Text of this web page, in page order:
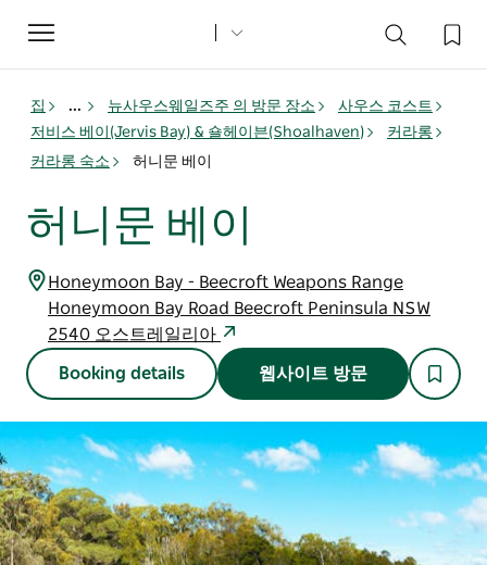
Toggle
navigation
집 ... 뉴사우스웨일즈주 의 방문 장소
사우스 코스트
저비스 베이(Jervis Bay) & 숄헤이븐(Shoalhaven)
커라롱
커라롱 숙소
허니문 베이
허니문 베이
Honeymoon Bay - Beecroft Weapons Range
Honeymoon Bay Road Beecroft Peninsula NSW
2540 오스트레일리아
Booking details 웹사이트 방문